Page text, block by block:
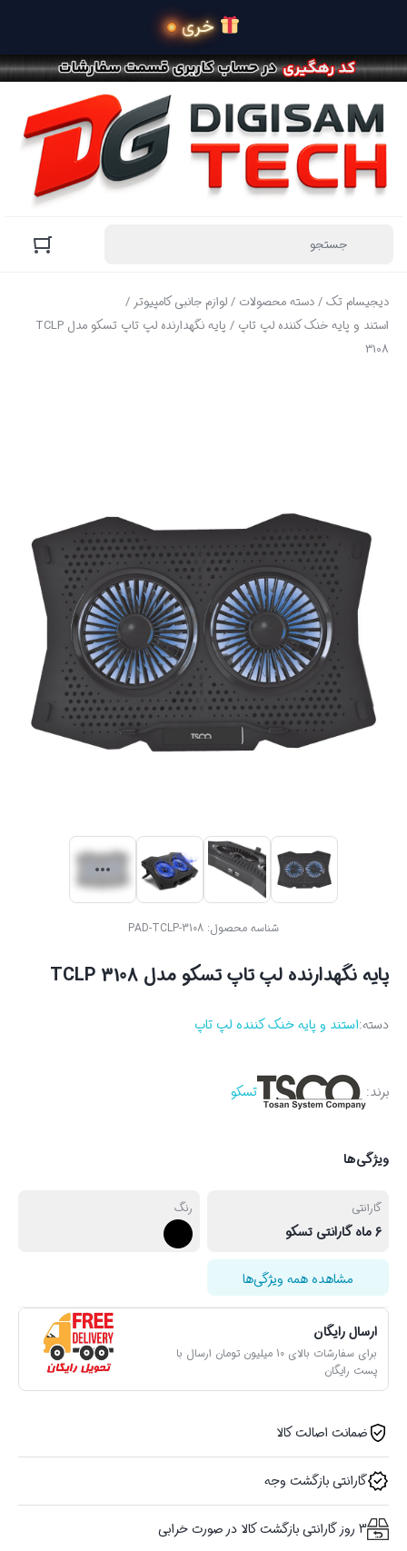
دیجیسام تک/دسته محصولات /لوازم جانبی کامپیوتر/
استند و پایه خنک کننده لپ تاپ
/ پایه نگهدارنده لپ تاپ تسکو مدل TCLP
3108
شناسه محصول: PAD-TCLP-3108
پایه نگهدارنده لپ تاپ تسکو مدل TCLP 3108
دسته:استند و پایه خنک کننده لپ تاپ
برند: تسکو
ویژگی‌ها
گارانتی
6 ماه گارانتی تسکو
رنگ
مشاهده همه ویژگی‌ها
ارسال رایگان
برای سفارشات بالای 10 میلیون تومان ارسال با
پست رایگان
ضمانت اصالت کالا
گارانتی بازگشت وجه
3 روز گارانتی بازگشت کالا در صورت خرابی
خرید محصولات در 4 ق